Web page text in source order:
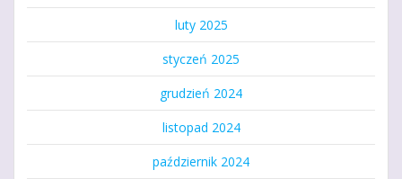
luty 2025
styczeń 2025
grudzień 2024
listopad 2024
październik 2024